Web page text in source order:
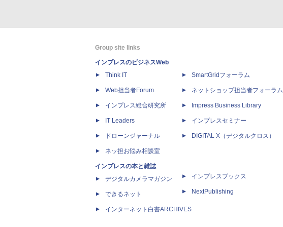
Group site links
インプレスのビジネスWeb
Think IT
Web担当者Forum
インプレス総合研究所
IT Leaders
ドローンジャーナル
ネッ担お悩み相談室
インプレスの本と雑誌
デジタルカメラマガジン
できるネット
インターネット白書ARCHIVES
SmartGridフォーラム
ネットショップ担当者フォーラム
Impress Business Library
インプレスセミナー
DIGITAL X（デジタルクロス）
インプレスブックス
NextPublishing